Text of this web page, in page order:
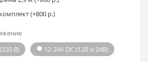
(+800 р.)
В)
12-24V DC (12В и 24В)